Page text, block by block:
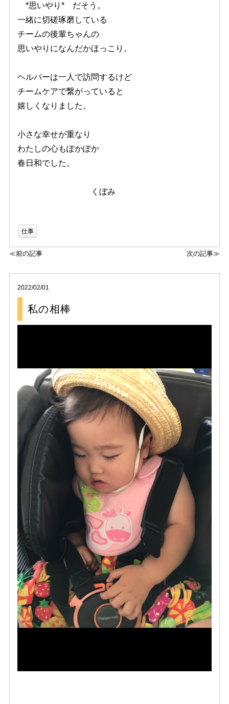
*思いやり* だそう。
一緒に切磋琢磨している
チームの後輩ちゃんの
思いやりになんだかほっこり。
ヘルパーは一人で訪問するけど
チームケアで繋がっていると
嬉しくなりました。
小さな幸せが重なり
わたしの心もぽかぽか
春日和でした。
くぼみ
仕事
≪前の記事 次の記事≫
2022/02/01
私の相棒